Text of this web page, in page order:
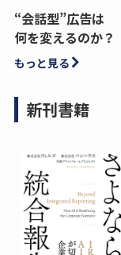
“会話型”広告は
何を変えるのか？
もっと見る
新刊書籍